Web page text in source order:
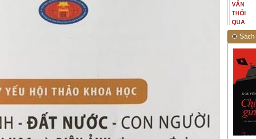
HỒNG
THÁNG
TÁM
VẪN
THỔI
QUA
RỪNG
NHIỆT
ĐỚI"